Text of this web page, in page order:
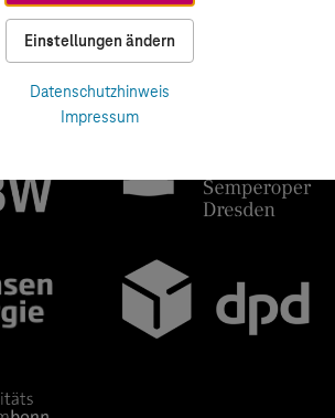
Einstellungen ändern
Datenschutzhinweis
Impressum